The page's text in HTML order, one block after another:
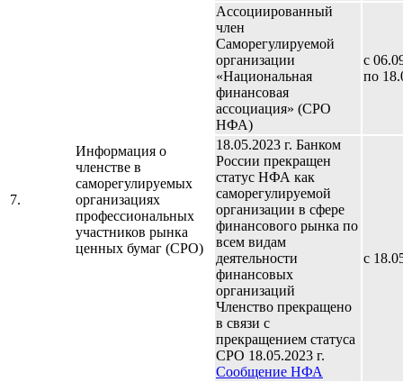
7.
Информация о
членстве в
саморегулируемых
организациях
профессиональных
участников рынка
ценных бумаг (СРО)
Ассоциированный
член
Саморегулируемой
организации
«Национальная
финансовая
ассоциация» (СРО
НФА)
с
по
18.05.2023 г. Банком
России прекращен
статус НФА как
саморегулируемой
организации в сфере
финансового рынка по
всем видам
деятельности
финансовых
организаций
Членство прекращено
в связи с
прекращением статуса
СРО 18.05.2023 г.
Сообщение НФА
с